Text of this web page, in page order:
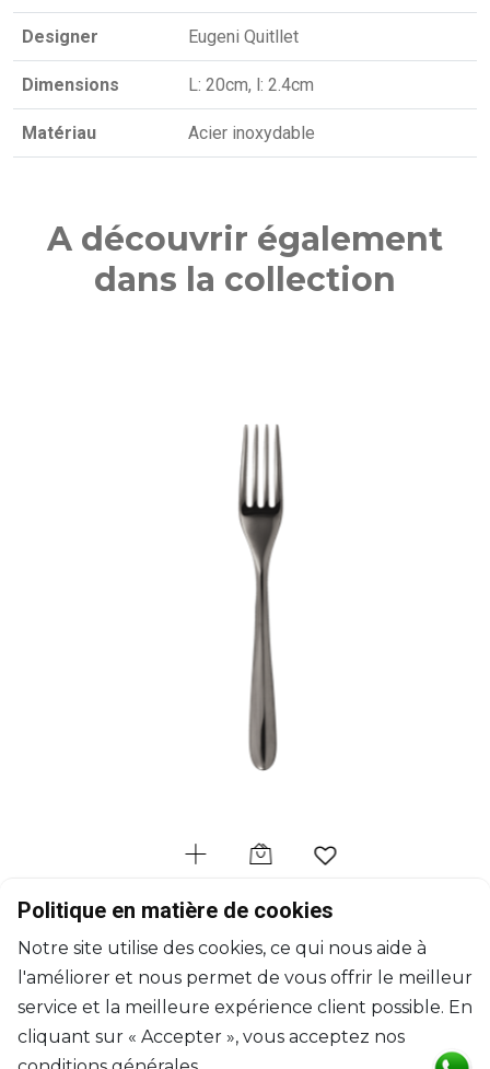
Designer Eugeni Quitllet
Dimensions L: 20cm, l: 2.4cm
Matériau Acier inoxydable
A découvrir également
dans la collection
CHRISTOFLE
Fourchette à dessert en acier - coloris noir
L: 17cm, l: 2.1cm
$40
Politique en matière de cookies
Notre site utilise des cookies, ce qui nous aide à
l'améliorer et nous permet de vous offrir le meilleur
service et la meilleure expérience client possible. En
cliquant sur « Accepter », vous acceptez nos